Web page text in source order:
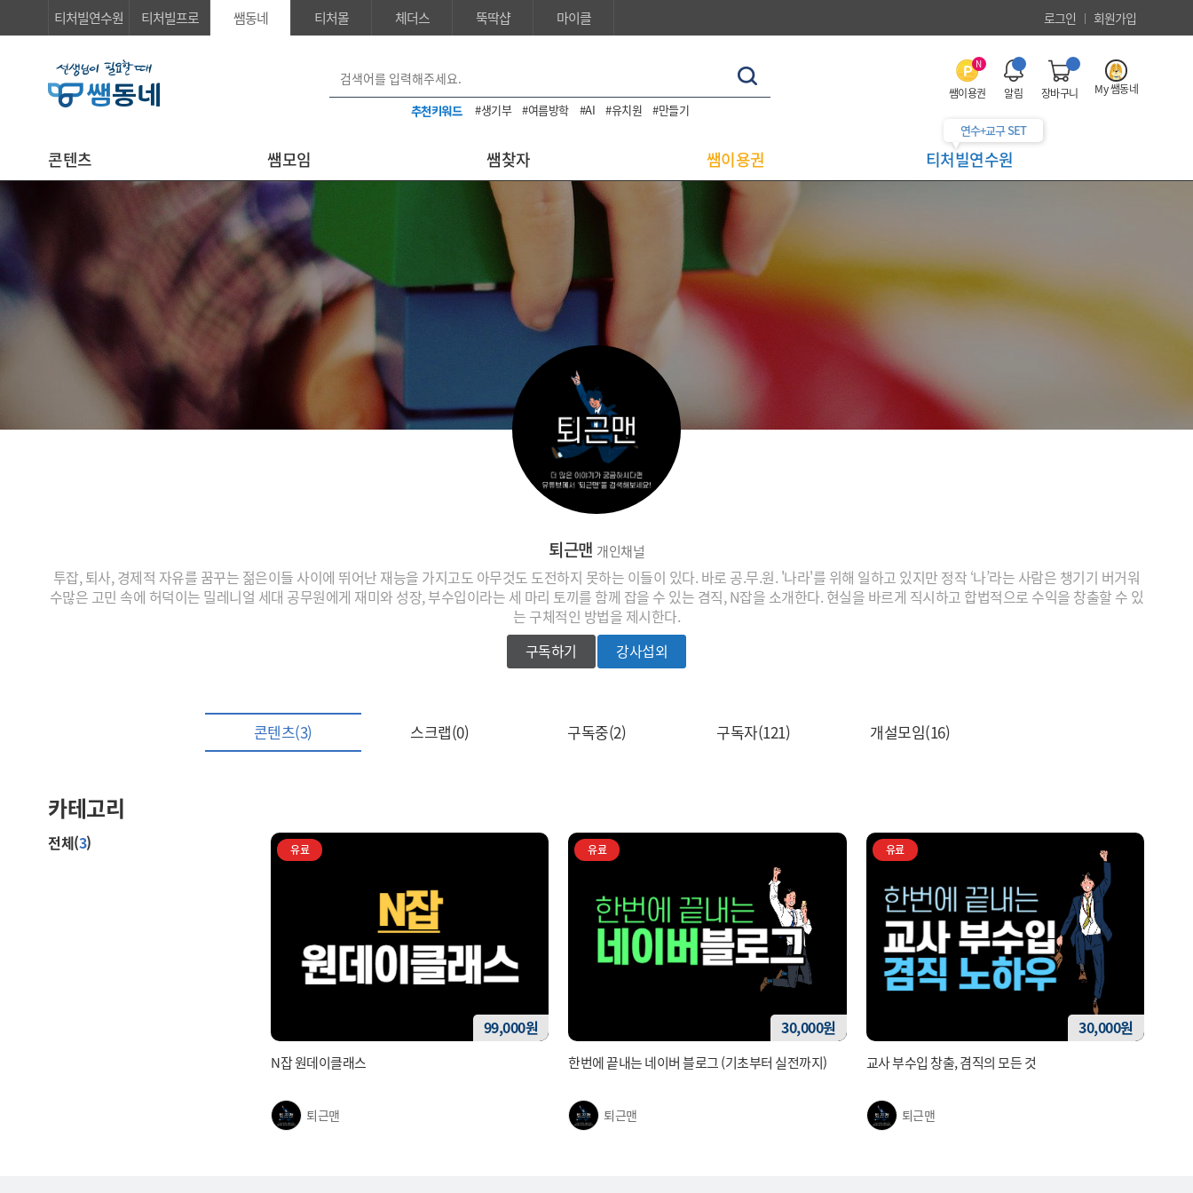
티처빌연수원 티처빌프로 쌤동네 티처몰 체더스 뚝딱샵 마이클 로그인 회원가입
#생기부 #여름방학 #AI #유치원 #만들기
쌤이용권
N
알림 장바구니 My 쌤동네
콘텐츠 쌤모임 쌤찾자 쌤이용권 티처빌연수원
연수+교구 SET
퇴근맨 개인채널
투잡, 퇴사, 경제적 자유를 꿈꾸는 젊은이들 사이에 뛰어난 재능을 가지고도 아무것도 도전하지 못하는 이들이 있다. 바로 공.무.원. '나라'를 위해 일하고 있지만 정작 ‘나’라는 사람은 챙기기 버거워
수많은 고민 속에 허덕이는 밀레니얼 세대 공무원에게 재미와 성장, 부수입이라는 세 마리 토끼를 함께 잡을 수 있는 겸직, N잡을 소개한다. 현실을 바르게 직시하고 합법적으로 수익을 창출할 수 있
는 구체적인 방법을 제시한다.
구독하기
강사섭외
콘텐츠(3) 스크랩(0) 구독중(2) 구독자(121) 개설모임(16)
카테고리
전체(3) 유료
99,000원
N잡 원데이클래스
퇴근맨
유료
30,000원
한번에 끝내는 네이버 블로그 (기초부터 실전까지)
퇴근맨
유료
30,000원
교사 부수입 창출, 겸직의 모든 것
퇴근맨